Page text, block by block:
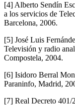
[4] Alberto Sendín
a los servicios de
Barcelona, 2006.
[5] José Luis
Televisión y radio
Compostela, 2004.
[6] Isidoro Berral
Paraninfo, Madrid,
[7] Real Decreto 401/